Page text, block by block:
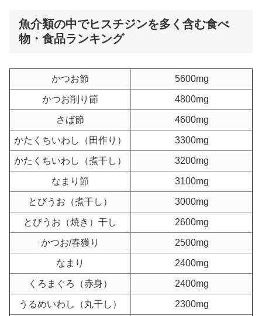
魚介類の中でヒスチジンを多く含む食べ
物・食品ランキング
かつお節 5600mg
かつお削り節 4800mg
さば節 4600mg
かたくちいわし（田作り） 3300mg
かたくちいわし（煮干し） 3200mg
なまり節 3100mg
とびうお（煮干し） 3000mg
とびうお（焼き）干し 2600mg
かつお/春獲り 2500mg
なまり 2400mg
くろまぐろ（赤身） 2400mg
うるめいわし（丸干し） 2300mg